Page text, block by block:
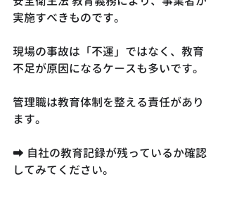
実施すべきものです。
現場の事故は「不運」ではなく、教育
不足が原因になるケースも多いです。
管理職は教育体制を整える責任があり
ます。
➡ 自社の教育記録が残っているか確認
してみてください。